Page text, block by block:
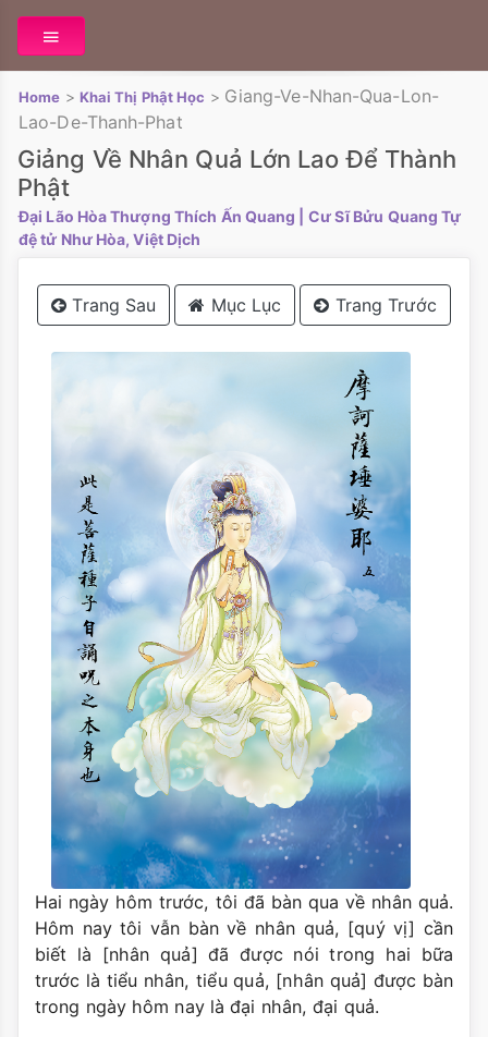
Home > Khai Thị Phật Học > Giang-Ve-Nhan-Qua-Lon-
Lao-De-Thanh-Phat
Giảng Về Nhân Quả Lớn Lao Để Thành
Phật
Đại Lão Hòa Thượng Thích Ấn Quang
| Cư Sĩ Bửu Quang Tự
đệ tử Như Hòa, Việt Dịch
Trang Sau Mục Lục Trang Trước
Hai ngày hôm trước, tôi đã bàn qua về nhân quả.
Hôm nay tôi vẫn bàn về nhân quả, [quý vị] cần
biết là [nhân quả] đã được nói trong hai bữa
trước là tiểu nhân, tiểu quả, [nhân quả] được bàn
trong ngày hôm nay là đại nhân, đại quả.